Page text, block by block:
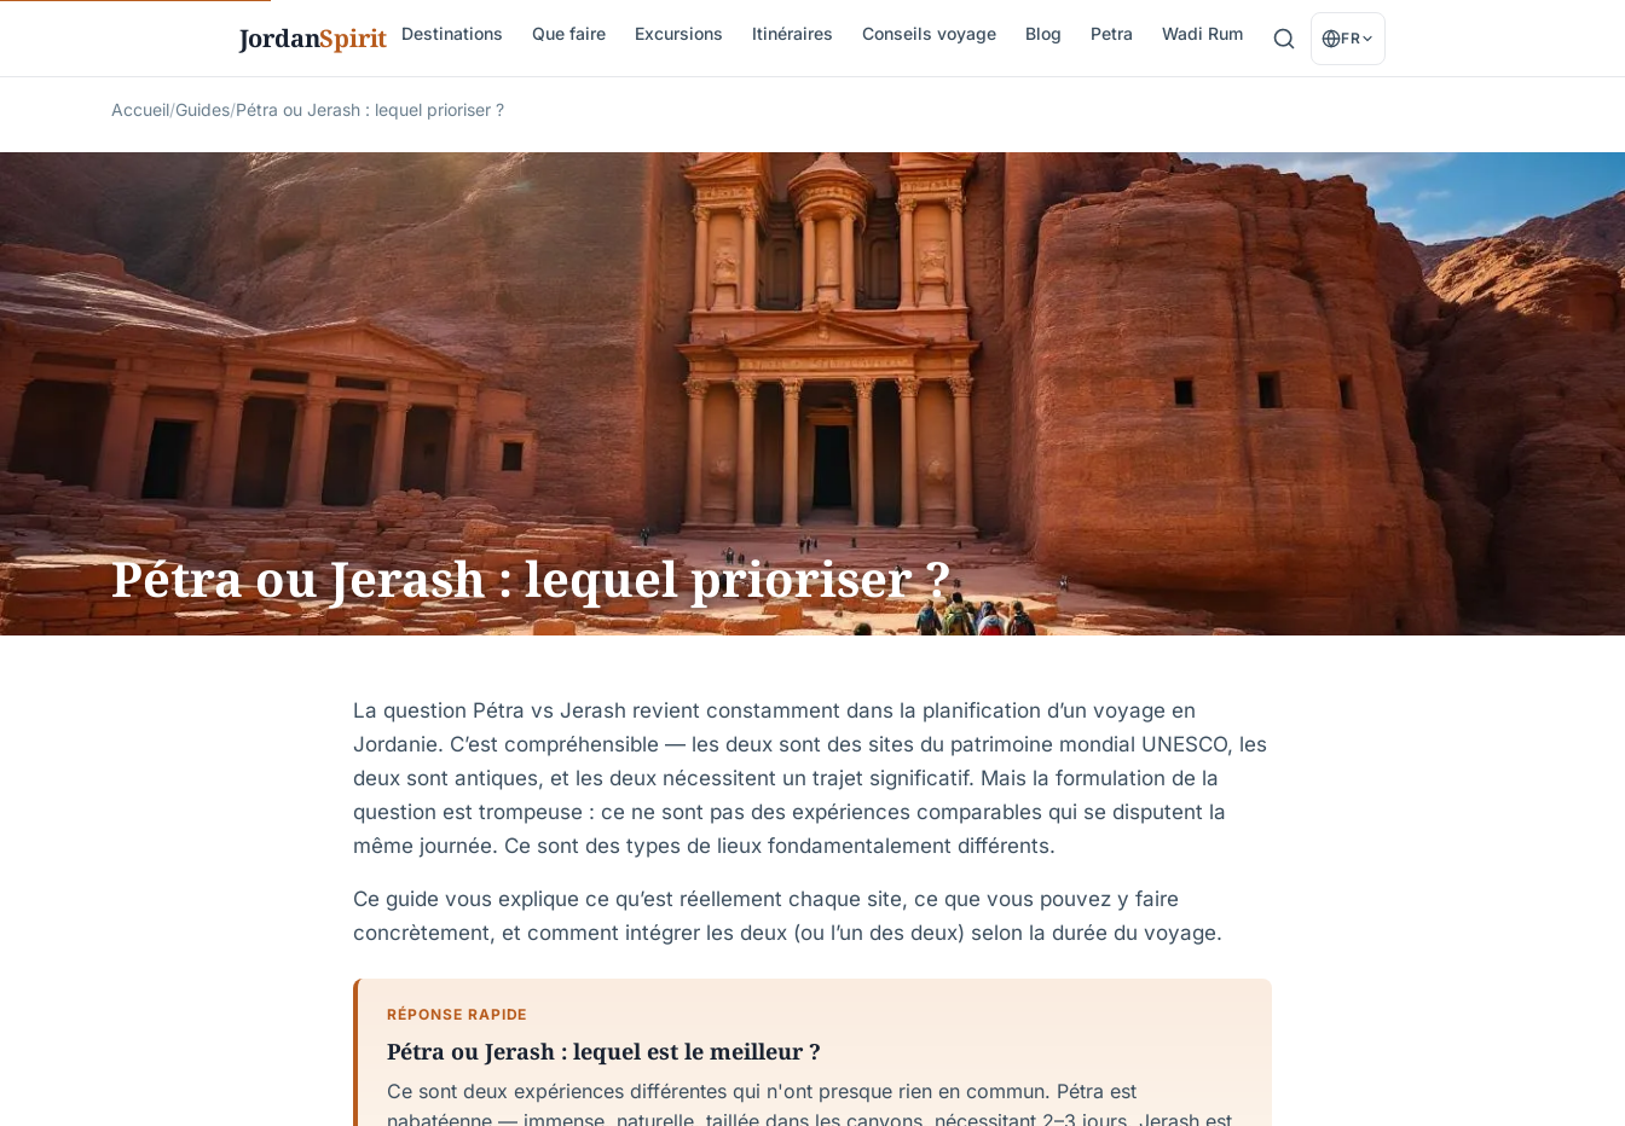
JordanSpirit Destinations Que faire Excursions Itinéraires Conseils voyage Blog Petra Wadi Rum FR
Accueil/Guides/Pétra ou Jerash : lequel prioriser ?
Pétra ou Jerash : lequel prioriser ?
La question Pétra vs Jerash revient constamment dans la planification d’un voyage en
Jordanie. C’est compréhensible — les deux sont des sites du patrimoine mondial UNESCO, les
deux sont antiques, et les deux nécessitent un trajet significatif. Mais la formulation de la
question est trompeuse : ce ne sont pas des expériences comparables qui se disputent la
même journée. Ce sont des types de lieux fondamentalement différents.
Ce guide vous explique ce qu’est réellement chaque site, ce que vous pouvez y faire
concrètement, et comment intégrer les deux (ou l’un des deux) selon la durée du voyage.
RÉPONSE RAPIDE
Pétra ou Jerash : lequel est le meilleur ?
Ce sont deux expériences différentes qui n'ont presque rien en commun. Pétra est
nabatéenne — immense, naturelle, taillée dans les canyons, nécessitant 2–3 jours. Jerash est